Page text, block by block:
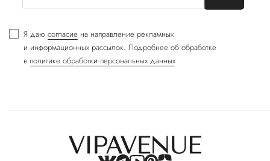
Я даю согласие на направление рекламных
и информационных рассылок. Подробнее об обработке
в политике обработки персональных данных